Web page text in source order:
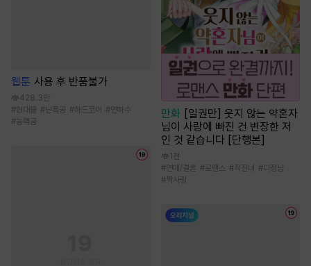
웹툰 사용 후 반품불가
428.3만
#현대물 #난폭공 #하드코어 #연하수
#능력공
만화 [일권만] 웃지 않는 약혼자
님이 사랑에 빠진 건 변장한 저
인 것 같습니다 [단행본]
1천
#연애/결혼 #로맨스 #직진녀 #다정남
#짝사랑